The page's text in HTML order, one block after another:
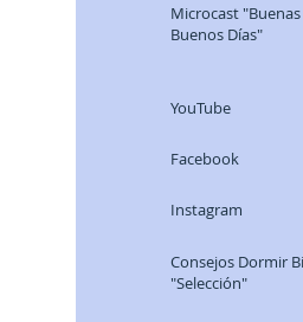
Microcast
Buenos Días"
YouTube
Facebook
Instagram
Consejos Dormir
"Selección"